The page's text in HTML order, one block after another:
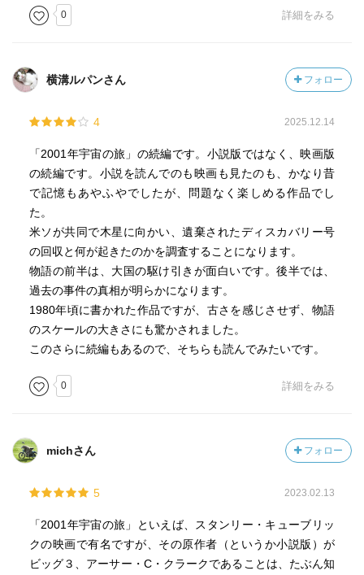
0 詳細をみる
横溝ルパンさん フォロー
4 2025.12.14
「2001年宇宙の旅」の続編です。小説版ではなく、映画版
の続編です。小説を読んでのも映画も見たのも、かなり昔
で記憶もあやふやでしたが、問題なく楽しめる作品でし
た。
米ソが共同で木星に向かい、遺棄されたディスカバリー号
の回収と何が起きたのかを調査することになります。
物語の前半は、大国の駆け引きが面白いです。後半では、
過去の事件の真相が明らかになります。
1980年頃に書かれた作品ですが、古さを感じさせず、物語
のスケールの大きさにも驚かされました。
このさらに続編もあるので、そちらも読んでみたいです。
0 詳細をみる
michさん フォロー
5 2023.02.13
「2001年宇宙の旅」といえば、スタンリー・キューブリッ
クの映画で有名ですが、その原作者（というか小説版）が
ビッグ３、アーサー・C・クラークであることは、たぶん知